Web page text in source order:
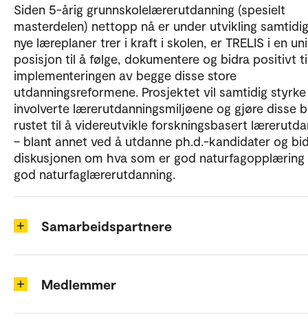
Siden 5-årig grunnskolelærerutdanning (spesielt
masterdelen) nettopp nå er under utvikling
nye læreplaner trer i kraft i skolen, er TRELIS i en
posisjon til å følge, dokumentere og bidra positivt
implementeringen av begge disse store
utdanningsreformene. Prosjektet vil samtidig
involverte lærerutdanningsmiljøene og gjøre disse
rustet til å videreutvikle forskningsbasert
– blant annet ved å utdanne ph.d.-kandidater og
diskusjonen om hva som er god naturfagopplæring
god naturfaglærerutdanning.
Samarbeidspartnere
Medlemmer